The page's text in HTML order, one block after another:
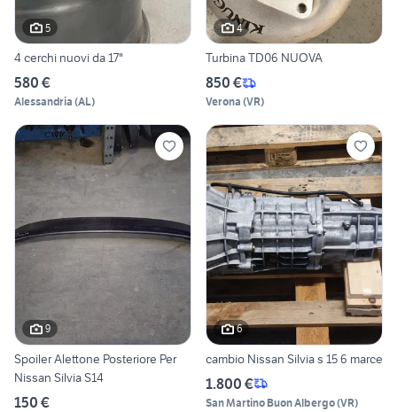
5
4 cerchi nuovi da 17"
580 €
Alessandria (AL)
4
Turbina TD06 NUOVA
850 €
Verona (VR)
9
Spoiler Alettone Posteriore Per
Nissan Silvia S14
150 €
6
cambio Nissan Silvia s 15 6 marce
1.800 €
San Martino Buon Albergo(VR)